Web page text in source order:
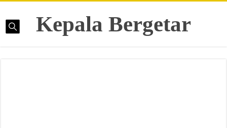
Kepala Bergetar